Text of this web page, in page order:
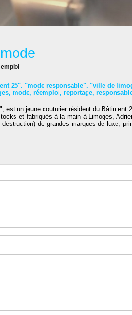
25", "mode responsable", "ville de
, mode, réemploi, reportage,
est un jeune couturier résident du Bâtiment
et fabriqués à la main à Limoges,
de grandes marques de luxe,